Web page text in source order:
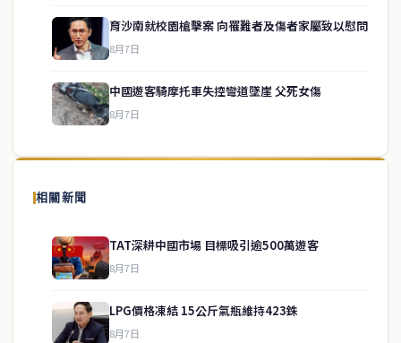
育沙南就校園槍擊案 向罹難者及傷者家屬致以慰問
8月7日
中國遊客騎摩托車失控彎道墜崖 父死女傷
8月7日
相關新聞
TAT深耕中國市場 目標吸引逾500萬遊客
8月7日
LPG價格凍結 15公斤氣瓶維持423銖
8月7日
關於我們
泰國中文新聞（TCN）是一家總部設於曼谷的中文新聞媒體，致力於
供即時、客觀、多元的中文新聞內容。
service@thaichinesenews.com